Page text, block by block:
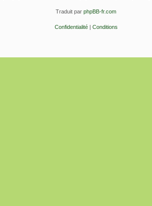
Traduit par phpBB-fr.com
Confidentialité| Conditions